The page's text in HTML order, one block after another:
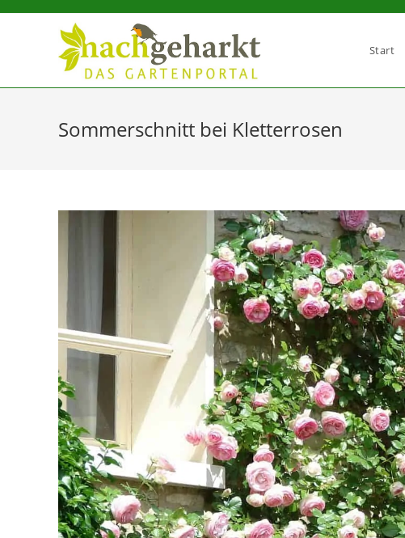
Sidebar-
Start
Sommerschnitt bei Kletterrosen